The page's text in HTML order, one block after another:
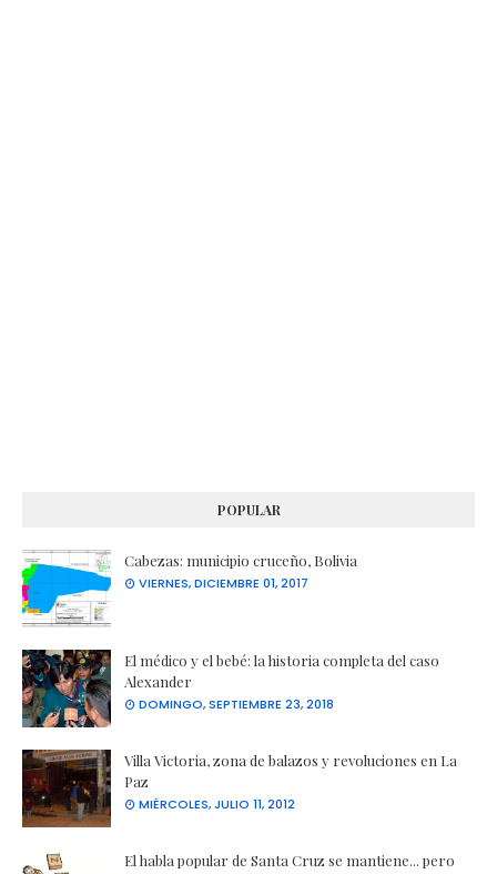
POPULAR
Cabezas: municipio cruceño, Bolivia
VIERNES, DICIEMBRE 01, 2017
El médico y el bebé: la historia completa del caso
Alexander
DOMINGO, SEPTIEMBRE 23, 2018
Villa Victoria, zona de balazos y revoluciones en La
Paz
MIÉRCOLES, JULIO 11, 2012
El habla popular de Santa Cruz se mantiene... pero